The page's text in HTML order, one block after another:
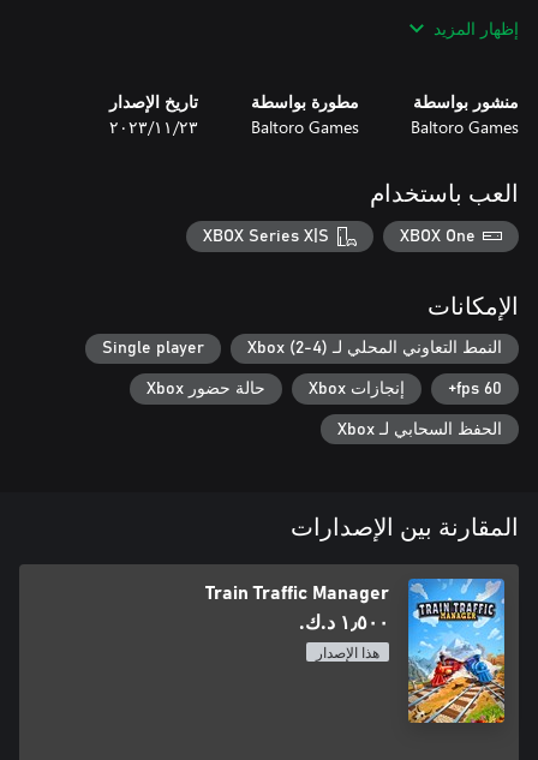
And remember: don't fall asleep at your post!
إظهار المزيد
منشور بواسطة
Baltoro Games
مطورة بواسطة
Baltoro Games
تاريخ الإصدار
٢٣‏/١١‏/٢٠٢٣
العب باستخدام
XBOX One
XBOX Series X|S
الإمكانات
النمط التعاوني المحلي لـ Xbox (2-4) Single player
60 fps+ إنجازات Xbox حالة حضور Xbox
الحفظ السحابي لـ Xbox
المقارنة بين الإصدارات
Train Traffic Manager
١٫٥٠٠ د.ك.‏
هذا الإصدار